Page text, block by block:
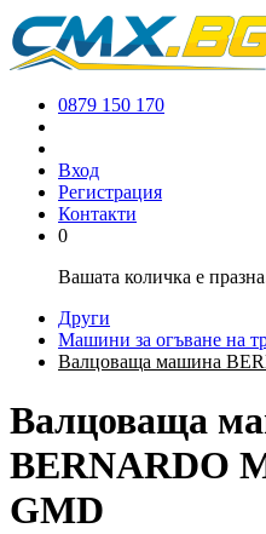
0879 150 170
Вход
Регистрация
Контакти
0
Вашата количка е
Други
Машини за огъване на
Валцоваща машина
Валцоваща
BERNARDO
GMD